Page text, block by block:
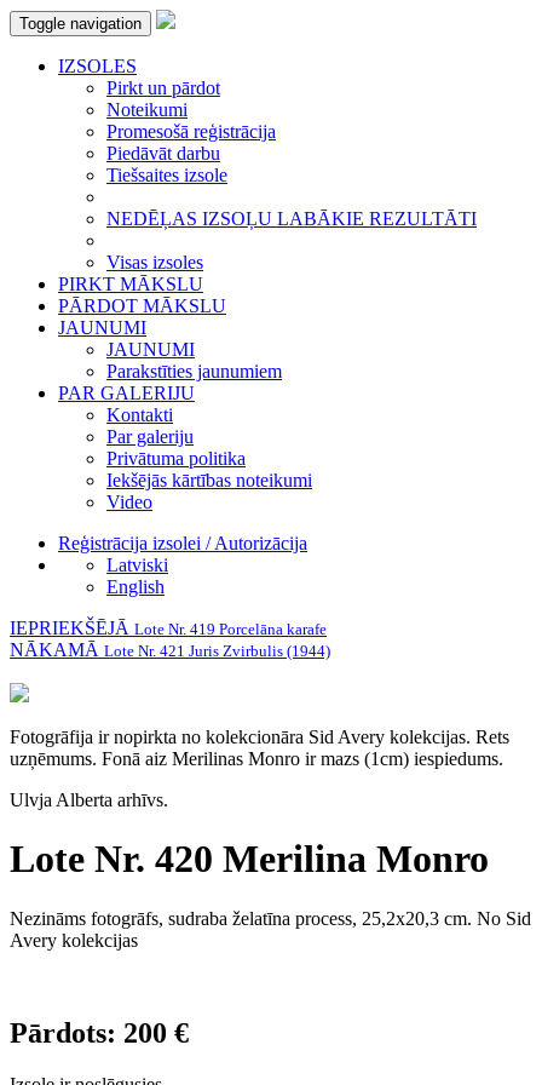
Toggle navigation
IZSOLES
Pirkt un pārdot
Noteikumi
Promesošā reģistrācija
Piedāvāt darbu
Tiešsaites izsole
NEDĒĻAS IZSOĻU LABĀKIE REZULTĀTI
Visas izsoles
PIRKT MĀKSLU
PĀRDOT MĀKSLU
JAUNUMI
JAUNUMI
Parakstīties jaunumiem
PAR GALERIJU
Kontakti
Par galeriju
Privātuma politika
Iekšējās kārtības noteikumi
Video
Reģistrācija izsolei / Autorizācija
Latviski
English
IEPRIEKŠĒJĀ Lote Nr. 419 Porcelāna karafe
NĀKAMĀ Lote Nr. 421 Juris Zvirbulis (1944)
Fotogrāfija ir nopirkta no kolekcionāra Sid Avery kolekcijas. Rets
uzņēmums. Fonā aiz Merilinas Monro ir mazs (1cm) iespiedums.
Ulvja Alberta arhīvs.
Lote Nr. 420 Merilina Monro
Nezināms fotogrāfs, sudraba želatīna process, 25,2x20,3 cm. No Sid
Avery kolekcijas
Pārdots: 200 €